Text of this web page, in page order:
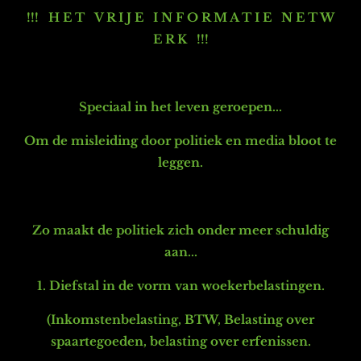
!!! H E T V R I J E I N F O R M A T I E N E T W
E R K !!!
Speciaal in het leven geroepen...
Om de misleiding door politiek en media bloot te
leggen.
Zo maakt de politiek zich onder meer schuldig
aan...
1. Diefstal in de vorm van woekerbelastingen.
(Inkomstenbelasting, BTW, Belasting over
spaartegoeden, belasting over erfenissen.